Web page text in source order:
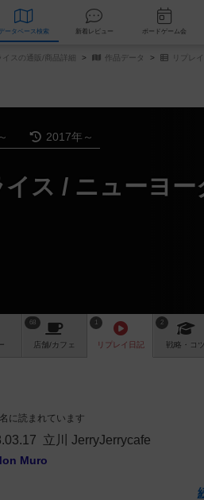
データベース 検索 新着レビュー ボ
スの通販/商品詳細 作品データ リプレ
2017年～
ス / ニューヨ
68
店舗/カフェ
1
リプレイ 日記
2
戦略 ・コツ
名に読まれています
立川 JerryJerrycafe
Muro